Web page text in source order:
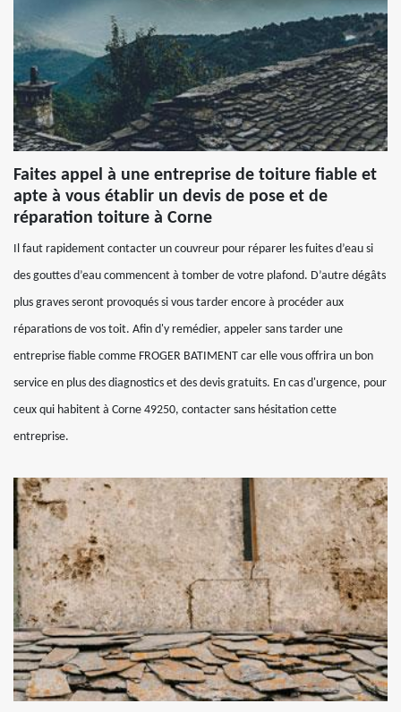
Faites appel à une entreprise de toiture fiable et
apte à vous établir un devis de pose et de
réparation toiture à Corne
Il faut rapidement contacter un couvreur pour réparer les fuites d’eau si
des gouttes d’eau commencent à tomber de votre plafond. D’autre dégâts
plus graves seront provoqués si vous tarder encore à procéder aux
réparations de vos toit. Afin d'y remédier, appeler sans tarder une
entreprise fiable comme FROGER BATIMENT car elle vous offrira un bon
service en plus des diagnostics et des devis gratuits. En cas d'urgence, pour
ceux qui habitent à Corne 49250, contacter sans hésitation cette
entreprise.